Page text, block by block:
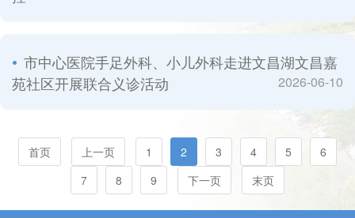
市中心医院手足外科、小儿外科走进文昌湖文昌嘉
苑社区开展联合义诊活动
2026-06-10
首页 上一页 1 2 3 4 5
6
7
8 9 下一页 末页